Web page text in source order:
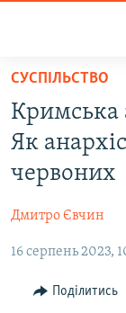
Перейти
основного
матеріалу
основної
навігації
Перейти
пошуку
ВОДА.КРИМ
ВІДЕО ТА ФОТО
БЛОГИ
ПОГЛЯД
ІНТЕРВ'Ю
СУСПІЛЬСТВО
Кримська
Як
червоних
Дмитро Євчин
16 серпень 2023,
Поділитись